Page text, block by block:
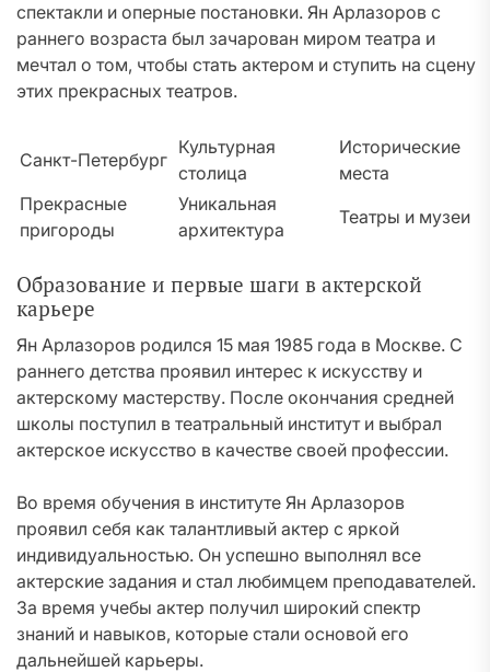
спектакли и оперные постановки. Ян Арлазоров с
раннего возраста был зачарован миром театра и
мечтал о том, чтобы стать актером и ступить на сцену
этих прекрасных театров.
Санкт-Петербург
Культурная
столица
Исторические
места
Прекрасные
пригороды
Уникальная
архитектура
Театры и музеи
Образование и первые шаги в актерской
карьере
Ян Арлазоров родился 15 мая 1985 года в Москве. С
раннего детства проявил интерес к искусству и
актерскому мастерству. После окончания средней
школы поступил в театральный институт и выбрал
актерское искусство в качестве своей профессии.
Во время обучения в институте Ян Арлазоров
проявил себя как талантливый актер с яркой
индивидуальностью. Он успешно выполнял все
актерские задания и стал любимцем преподавателей.
За время учебы актер получил широкий спектр
знаний и навыков, которые стали основой его
дальнейшей карьеры.